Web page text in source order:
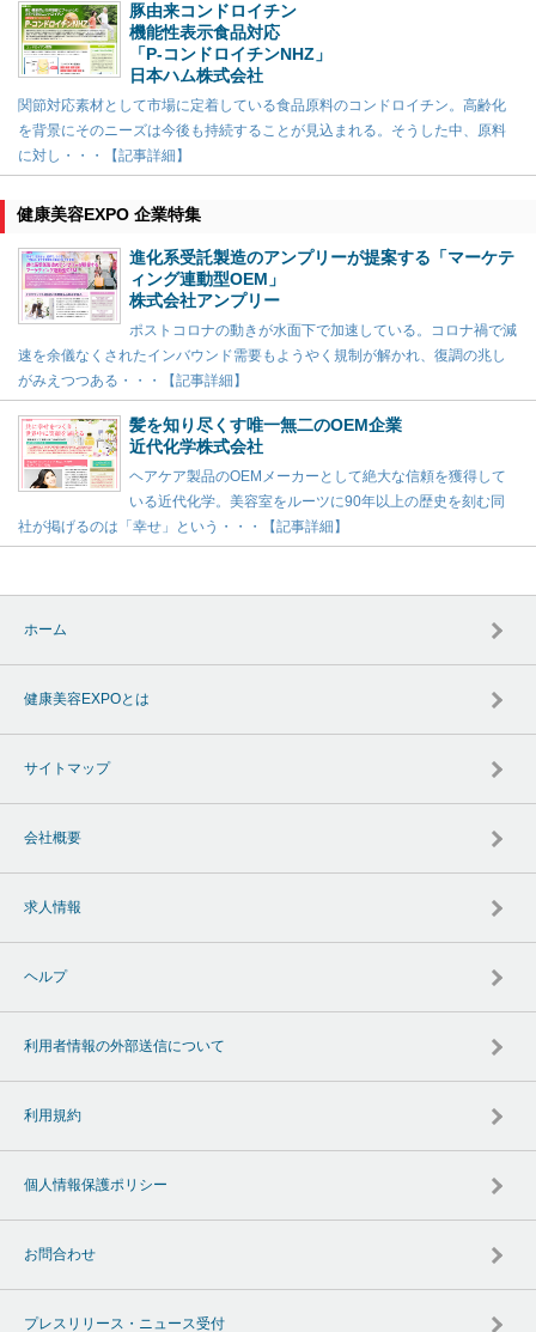
豚由来コンドロイチン
機能性表示食品対応
「P-コンドロイチンNHZ」
日本ハム株式会社
関節対応素材として市場に定着している食品原料のコンドロイチン。高齢化
を背景にそのニーズは今後も持続することが見込まれる。そうした中、原料
に対し・・・【記事詳細】
健康美容EXPO 企業特集
進化系受託製造のアンプリーが提案する「マーケテ
ィング連動型OEM」
株式会社アンプリー
ポストコロナの動きが水面下で加速している。コロナ禍で減
速を余儀なくされたインバウンド需要もようやく規制が解かれ、復調の兆し
がみえつつある・・・【記事詳細】
髪を知り尽くす唯一無二のOEM企業
近代化学株式会社
ヘアケア製品のOEMメーカーとして絶大な信頼を獲得して
いる近代化学。美容室をルーツに90年以上の歴史を刻む同
社が掲げるのは「幸せ」という・・・【記事詳細】
ホーム
健康美容EXPOとは
サイトマップ
会社概要
求人情報
ヘルプ
利用者情報の外部送信について
利用規約
個人情報保護ポリシー
お問合わせ
プレスリリース・ニュース受付